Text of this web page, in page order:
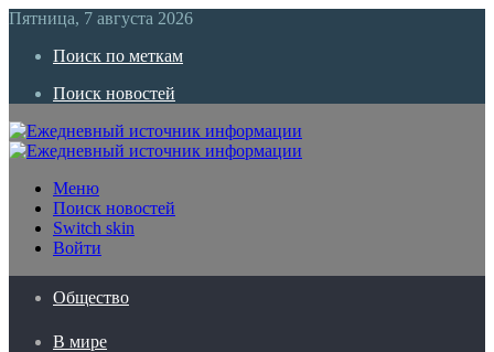
Пятница, 7 августа 2026
Поиск по меткам
Поиск новостей
Меню
Поиск новостей
Switch skin
Войти
Общество
В мире